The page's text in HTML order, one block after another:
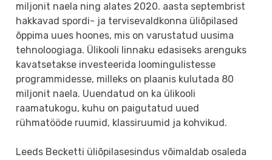
miljonit naela ning alates 2020. aasta septembrist
hakkavad spordi- ja tervisevaldkonna üliõpilased
õppima uues hoones, mis on varustatud uusima
tehnoloogiaga. Ülikooli linnaku edasiseks arenguks
kavatsetakse investeerida loomingulistesse
programmidesse, milleks on plaanis kulutada 80
miljonit naela. Uuendatud on ka ülikooli
raamatukogu, kuhu on paigutatud uued
rühmatööde ruumid, klassiruumid ja kohvikud.
Leeds Becketti üliõpilasesindus võimaldab osaleda